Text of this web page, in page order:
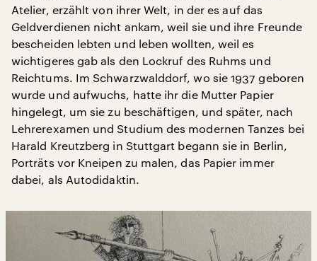
Atelier, erzählt von ihrer Welt, in der es auf das
Geldverdienen nicht ankam, weil sie und ihre Freunde
bescheiden lebten und leben wollten, weil es
wichtigeres gab als den Lockruf des Ruhms und
Reichtums. Im Schwarzwalddorf, wo sie 1937 geboren
wurde und aufwuchs, hatte ihr die Mutter Papier
hingelegt, um sie zu beschäftigen, und später, nach
Lehrerexamen und Studium des modernen Tanzes bei
Harald Kreutzberg in Stuttgart begann sie in Berlin,
Porträts vor Kneipen zu malen, das Papier immer
dabei, als Autodidaktin.